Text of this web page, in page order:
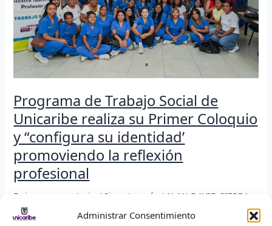
Administrar Consentimiento
Programa de Trabajo Social de
Unicaribe realiza su Primer Coloquio
y “configura su identidad’
promoviendo la reflexión
profesional
Deja un comentario / Sin categoría / ALAN DAVID SIERRA
PEÑA
su
Primer
Coloquio
y
“configura
promoviendo
la
reflexión
profesional